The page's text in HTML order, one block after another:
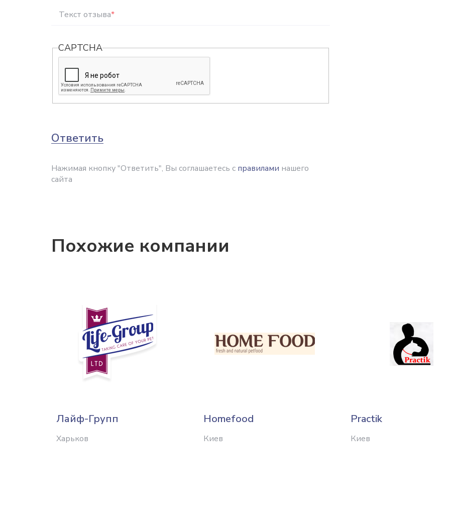
Текст отзыва*
CAPTCHA
Ответить
Нажимая кнопку "Ответить", Вы соглашаетесь с правилами нашего
сайта
Похожие компании
Лайф-Групп
Харьков
Homefood
Киев
Practik
Киев